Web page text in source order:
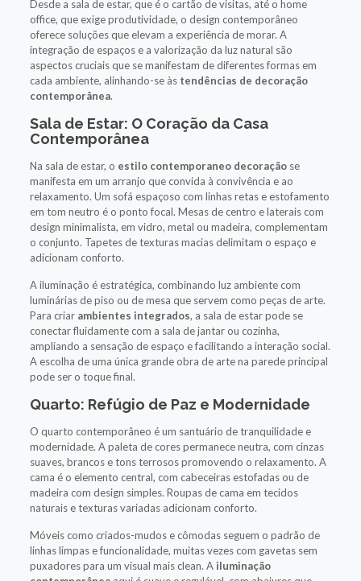
Desde a sala de estar, que é o cartão de visitas, até o home
office, que exige produtividade, o design contemporâneo
oferece soluções que elevam a experiência de morar. A
integração de espaços e a valorização da luz natural são
aspectos cruciais que se manifestam de diferentes formas em
cada ambiente, alinhando-se às tendências de decoração
contemporânea.
Sala de Estar: O Coração da Casa
Contemporânea
Na sala de estar, o estilo contemporaneo decoraçãose
manifesta em um arranjo que convida à convivência e ao
relaxamento. Um sofá espaçoso com linhas retas e estofamento
em tom neutro é o ponto focal. Mesas de centro e laterais com
design minimalista, em vidro, metal ou madeira, complementam
o conjunto. Tapetes de texturas macias delimitam o espaço e
adicionam conforto.
A iluminação é estratégica, combinando luz ambiente com
luminárias de piso ou de mesa que servem como peças de arte.
Para criar ambientes integrados, a sala de estar pode se
conectar fluidamente com a sala de jantar ou cozinha,
ampliando a sensação de espaço e facilitando a interação social.
A escolha de uma única grande obra de arte na parede principal
pode ser o toque final.
Quarto: Refúgio de Paz e Modernidade
O quarto contemporâneo é um santuário de tranquilidade e
modernidade. A paleta de cores permanece neutra, com cinzas
suaves, brancos e tons terrosos promovendo o relaxamento. A
cama é o elemento central, com cabeceiras estofadas ou de
madeira com design simples. Roupas de cama em tecidos
naturais e texturas variadas adicionam conforto.
Móveis como criados-mudos e cômodas seguem o padrão de
linhas limpas e funcionalidade, muitas vezes com gavetas sem
puxadores para um visual mais clean. A iluminação